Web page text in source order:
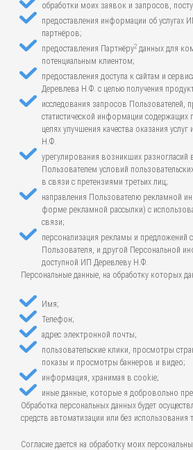
обработки моих заявок и запросов,
предоставления информации об услугах
партнёров;
предоставления Партнёру2 данных для
потенциальным клиентом;
предоставления доступа к сайтам и
Деревлева Н.Ф. с целью получения
исследования запросов Пользователей,
статистической информации содержащих
целях улучшения качества оказания
Н.Ф.
урегулирования возникших разногласий
Пользователем условий
в связи с претензиями третьих лиц;
направления Пользователю рекламной
форме рекламной рассылки) с
связи;
персонализация рекламы и предложений
Пользователя, и другой Персональной
доступной ИП Деревлеву Н.Ф.
Персональные данные, на обработку которых
Имя;
Телефон;
адрес электронной почты;
пользовательские клики, просмотры
показы и просмотры баннеров и видео;
информация, хранимая в cookie;
иные данные, которые я добровольно
Обработка персональных данных будет
средств автоматизации или без использования
Согласие дается на обработку моих